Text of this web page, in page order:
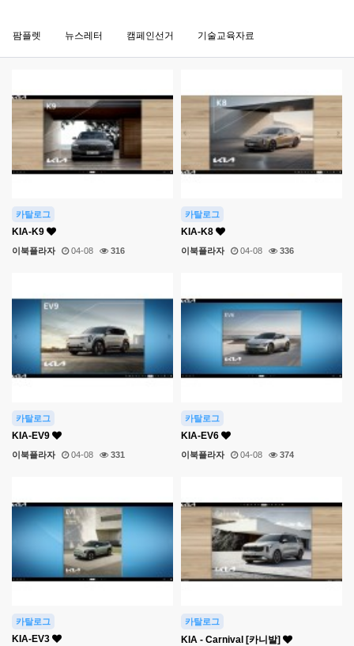
팜플렛 뉴스레터 캠페인선거 기술교육자료
카탈로그
KIA-K9
이북플라자 04-08 316
카탈로그
KIA-K8
이북플라자 04-08 336
카탈로그
KIA-EV9
이북플라자 04-08 331
카탈로그
KIA-EV6
이북플라자 04-08 374
카탈로그
KIA-EV3
카탈로그
KIA - Carnival [카니발]